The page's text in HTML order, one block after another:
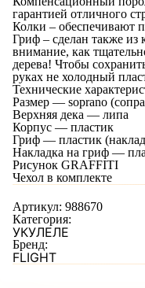
гарантией отличного
Колки – обеспечивают
Гриф – сделан также из
внимание, как
дерева! Чтобы
руках не холодный
Технические
Размер — soprano
Верхняя дека — липа
Корпус — пластик
Гриф — пластик
Накладка на гриф —
Рисунок GRAFFITI
Чехол в комплекте
Артикул: 988670
Категория:
УКУЛЕЛЕ
Бренд:
FLIGHT